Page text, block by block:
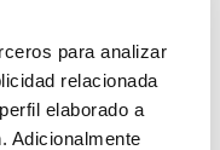
para analizar
relacionada
elaborado a
Adicionalmente
e imbornales,
e impulsión de
se prevé la
residuos